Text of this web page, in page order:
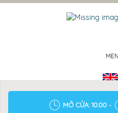
MỞ CỬA: 10:00 -